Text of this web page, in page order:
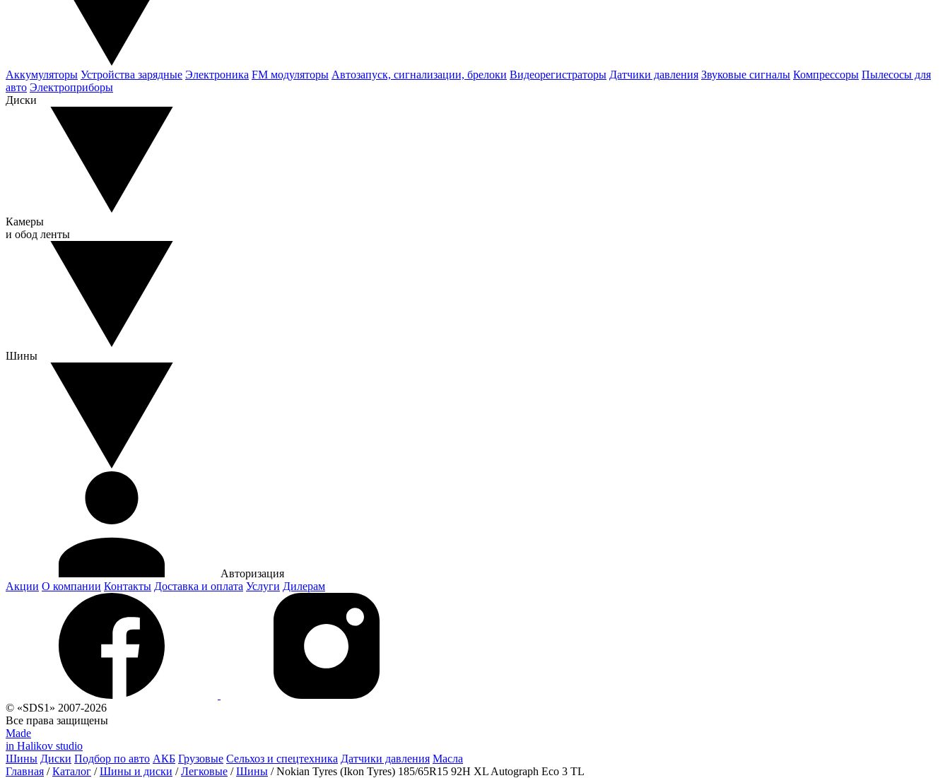
Аккумуляторы Устройства зарядные Электроника FM модуляторы Автозапуск, сигнализации, брелоки Видеорегистраторы Датчики давления Звуковые сигналы Компрессоры Пылесосы для
авто Электроприборы
Диски
Камеры
и обод ленты
Шины
Авторизация
Акции О компании Контакты Доставка и оплата Услуги Дилерам
© «SDS1» 2007-2026
Все права защищены
Made
in Halikov studio
Шины Диски Подбор по авто АКБ Грузовые Сельхоз и спецтехника Датчики давления Масла
Главная / Каталог / Шины и диски / Легковые / Шины / Nokian Tyres (Ikon Tyres) 185/65R15 92H XL Autograph Eco 3 TL